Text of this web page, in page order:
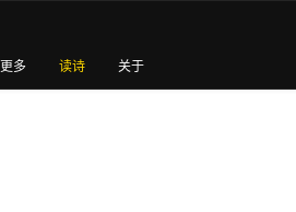
更多 读诗 关于